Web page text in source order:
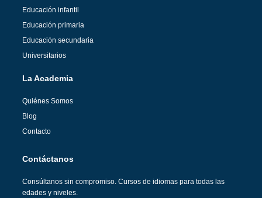
Educación infantil
Educación primaria
Educación secundaria
Universitarios
La Academia
Quiénes Somos
Blog
Contacto
Contáctanos
Consúltanos sin compromiso. Cursos de idiomas para todas las
edades y niveles.